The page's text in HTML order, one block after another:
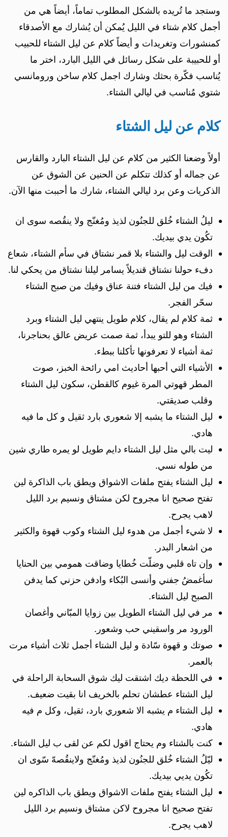
وستجد ما تُريده بالشكل المطلوب تماماً، أيضاً هي من
أجمل كلام شتاء في الليل يُمكن أن يُشارك مع الأصدقاء
كمنشورات وتغريدات و أيضاً كلام عن ليل الشتاء للحبيب
أو للحبيبة على شكل رسائل في الليل البارد، اختر ما
يُناسب فكّرة بحثك وشارك اجمل كلام ساخن ورومانسي
شتوي مُناسب في ليالي الشتاء.
كلام عن ليل الشتاء
أولاً وضعنا الكثير من كلام عن ليل الشتاء البارد والقارس
عن جماله أو كذلك تتكلم عن الحنين عن الشوق عن
الذكريات وعن برد ليالي الشتاء، شارك ما أحببت منها الآن.
ليلُ الشتاء خُلق للجنُون لذيذ ومُغنّج ولا ينقُصه سوى ان
تكُون يدي بيديك.
الوقت ليل والشتاء بلا قمر نشتاق في سأم الشتاء، شعاع
دفء حولنا نشتاق قنديلاً يسامر ليلنا نشتاق من يحكي لنا.
فيك من ليل الشتاء فتنة عناق وفيك من صبح الشتاء
سحّر الفجر.
ثمة كلام لم يقال، كلام طويل ينتهي ليل الشتاء وبرد
الشتاء وهو للتو يبدأ، ثمة صمت عريض عالق بحناجرنا،
ثمة أشياء لا تعرفونها تأكلنا ببطء.
الأشياء التي أحبها أحاديث امي رائحة الخبز، صوت
المطر قهوتي المرة غيوم كالقطن، سكون ليل الشتاء
وقلب صديقتي.
ليل الشتاء ما يشبه إلا شعوري بارد ثقيل و كل ما فيه
هادي.
ليت بالي مثل ليل الشتاء دايم طويل لو يمره طاري شين
من طوله نسي.
ليل الشتاء يفتح ملفات الاشواق ويطق باب الذاكرة لين
تفتح صحيح انا مجروح لكن مشتاق ونسيم برد الليل
لاهب يجرح.
لا شيء أجمل من هدوء ليل الشتاء وكوب قهوة والكثير
من اشعار البدر.
وإن تاه قلبي وضلّت خُطايا وضاقت همومي بين الحنايا
سأغمضُ جفني وأنسى البُكاء وادفن حزني كما يدفن
الصبح ليل الشتاء.
مر في ليل الشتاء الطويل بين زوايا المبّاني وأغصان
الورود مر واسقيني حب وشعور.
صوتك و قهوة سّادة و ليل الشتاء أجمل ثلاث أشياء مرت
بالعمر.
في اللحظة ديك اشتقت ليك شوق السحابة الراحلة في
ليل الشتاء عطشان تحلم بالخريف انا بقيت ضعيف.
ليل الشتاء م يشبه الا شعوري بارد، ثقيل، وكل م فيه
هادي.
كنت بالشتاء وم يحتاج اقول لكم عن لقى ب ليل الشتاء.
ليّلُ الشتاء خُلق للجنُون لذيذ ومُغنّج ولاينقُصهّ سّوى ان
تكُون يديي بيديك.
ليل الشتاء يفتح ملفات الاشواق ويطق باب الذاكره لين
تفتح صحيح انا مجروح لاكن مشتاق ونسيم برد الليل
لاهب يجرح.